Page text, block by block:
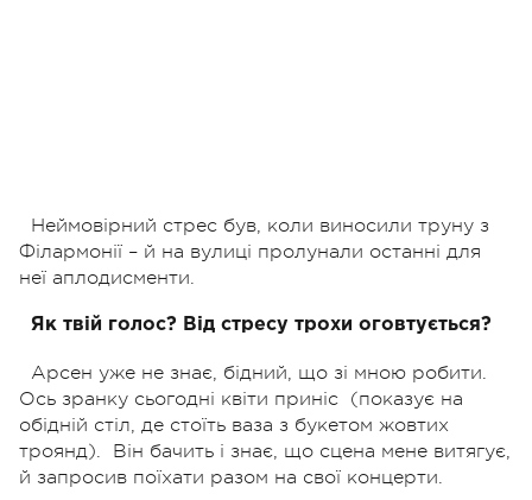
Неймовірний стрес був, коли виносили труну з
Філармонії – й на вулиці пролунали останні для
неї аплодисменти.
Як твій голос? Від стресу трохи оговтується?
Арсен уже не знає, бідний, що зі мною робити.
Ось зранку сьогодні квіти приніс
(показує на
обідній стіл, де стоїть ваза з букетом жовтих
троянд).
Він бачить і знає, що сцена мене витягує,
й запросив поїхати разом на свої концерти.